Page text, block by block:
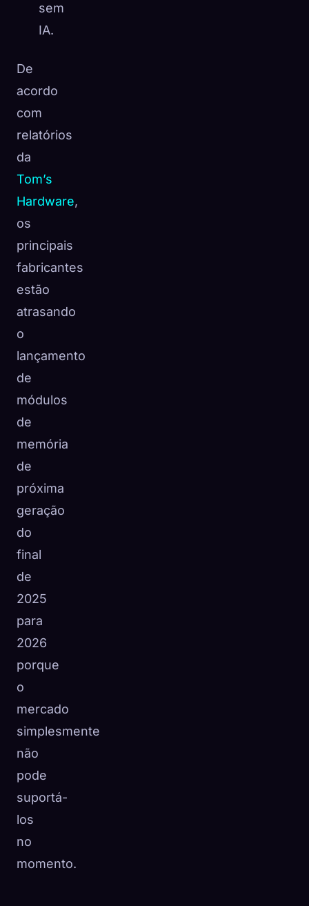
sem
IA.
De
acordo
com
relatórios
da
Tom’s
Hardware,
os
principais
fabricantes
estão
atrasando
o
lançamento
de
módulos
de
memória
de
próxima
geração
do
final
de
2025
para
2026
porque
o
mercado
simplesmente
não
pode
suportá-
los
no
momento.